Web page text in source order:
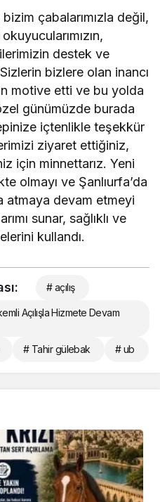
çabalarımızla değil,
destek ve
bizlere olan inancı
motive etti ve bu yolda
günümüzde burada
içtenlikle teşekkür
ziyaret ettiğiniz,
için minnettarız. Yeni
olmayı ve Şanlıurfa’da
atmaya devam etmeyi
sunar, sağlıklı ve
kullandı.
# açılış
Açılışla Hizmete Devam
# Tahir gülebak # ub